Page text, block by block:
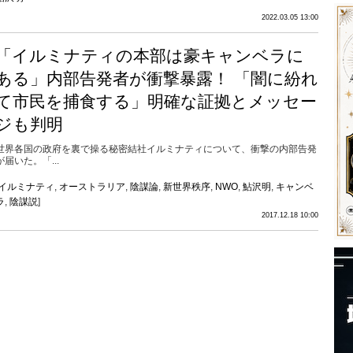
2022.03.05 13:00
イルミナティの本部は豪キャンベラに
る」内部告発者が衝撃暴露！ 「闇に紛れ
市民を捕食する」明確な証拠とメッセー
も判明
界各国の政府を裏で操る秘密結社イルミナティについて、衝撃の内部告発
届いた。「...
ルミナティ , オーストラリア, 陰謀論, 新世界秩序, NWO, 鮎沢明 , キャンベ
, 陰謀説]
2017.12.18 10:00